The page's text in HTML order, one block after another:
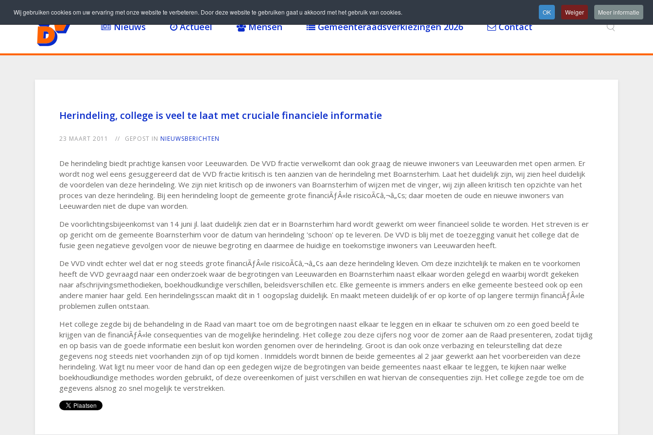
Nieuws Actueel Mensen Gemeenteraadsverkiezingen 2026 Contact
Herindeling, college is veel te laat met cruciale financiele informatie
23 MAART 2011 GEPOST IN NIEUWSBERICHTEN
De herindeling biedt prachtige kansen voor Leeuwarden. De VVD fractie verwelkomt dan ook graag de nieuwe inwoners van Leeuwarden met open armen. Er
wordt nog wel eens gesuggereerd dat de VVD fractie kritisch is ten aanzien van de herindeling met Boarnsterhim. Laat het duidelijk zijn, wij zien heel duidelijk
de voordelen van deze herindeling. We zijn niet kritisch op de inwoners van Boarnsterhim of wijzen met de vinger, wij zijn alleen kritisch ten opzichte van het
proces van deze herindeling. Bij een herindeling loopt de gemeente grote financiÃƒÂ«le risicoÃ¢â‚¬â„¢s; daar moeten de oude en nieuwe inwoners van
Leeuwarden niet de dupe van worden.
De voorlichtingsbijeenkomst van 14 juni jl. laat duidelijk zien dat er in Boarnsterhim hard wordt gewerkt om weer financieel solide te worden. Het streven is er
op gericht om de gemeente Boarnsterhim voor de datum van herindeling 'schoon' op te leveren. De VVD is blij met de toezegging vanuit het college dat de
fusie geen negatieve gevolgen voor de nieuwe begroting en daarmee de huidige en toekomstige inwoners van Leeuwarden heeft.
De VVD vindt echter wel dat er nog steeds grote financiÃƒÂ«le risicoÃ¢â‚¬â„¢s aan deze herindeling kleven. Om deze inzichtelijk te maken en te voorkomen
heeft de VVD gevraagd naar een onderzoek waar de begrotingen van Leeuwarden en Boarnsterhim naast elkaar worden gelegd en waarbij wordt gekeken
naar afschrijvingsmethodieken, boekhoudkundige verschillen, beleidsverschillen etc. Elke gemeente is immers anders en elke gemeente besteed ook op een
andere manier haar geld. Een herindelingsscan maakt dit in 1 oogopslag duidelijk. En maakt meteen duidelijk of er op korte of op langere termijn financiÃƒÂ«le
problemen zullen ontstaan.
Het college zegde bij de behandeling in de Raad van maart toe om de begrotingen naast elkaar te leggen en in elkaar te schuiven om zo een goed beeld te
krijgen van de financiÃƒÂ«le consequenties van de mogelijke herindeling. Het college zou deze cijfers nog voor de zomer aan de Raad presenteren, zodat tijdig
en op basis van de goede informatie een besluit kon worden genomen over de herindeling. Groot is dan ook onze verbazing en teleurstelling dat deze
gegevens nog steeds niet voorhanden zijn of op tijd komen . Inmiddels wordt binnen de beide gemeentes al 2 jaar gewerkt aan het voorbereiden van deze
herindeling. Wat ligt nu meer voor de hand dan op een gedegen wijze de begrotingen van beide gemeentes naast elkaar te leggen, te kijken naar welke
boekhoudkundige methodes worden gebruikt, of deze overeenkomen of juist verschillen en wat hiervan de consequenties zijn. Het college zegde toe om de
gegevens alsnog zo snel mogelijk te verstrekken.
Wij gebruiken cookies om uw ervaring met onze website te verbeteren. Door deze website te gebruiken gaat u akkoord met het gebruik van cookies. OK Weiger Meer informatie